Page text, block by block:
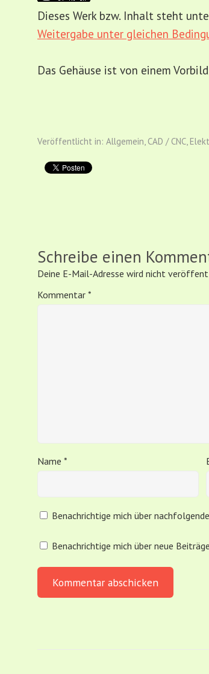
Dieses Werk bzw. Inhalt steht
Weitergabe unter gleichen
Das Gehäuse ist von einem
Veröffentlicht in: Allgemein, CAD / CNC,
Schreibe einen
Deine E-Mail-Adresse wird nicht
Kommentar *
Name *
Benachrichtige mich über
Benachrichtige mich über neue